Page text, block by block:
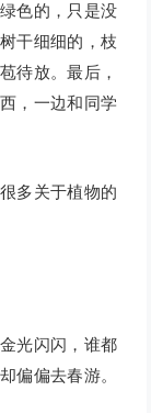
色的，只是没
干细细的，枝
待放。最后，
，一边和同学
多关于植物的
光闪闪，谁都
偏偏去春游。